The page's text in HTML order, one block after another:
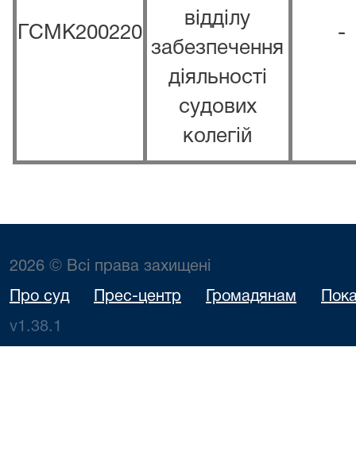
ГСМК200220
відділу
забезпечення
діяльності
судових
колегій
-
2026 © Всі права захищені
Про суд Прес-центр Громадянам
v1.38.1